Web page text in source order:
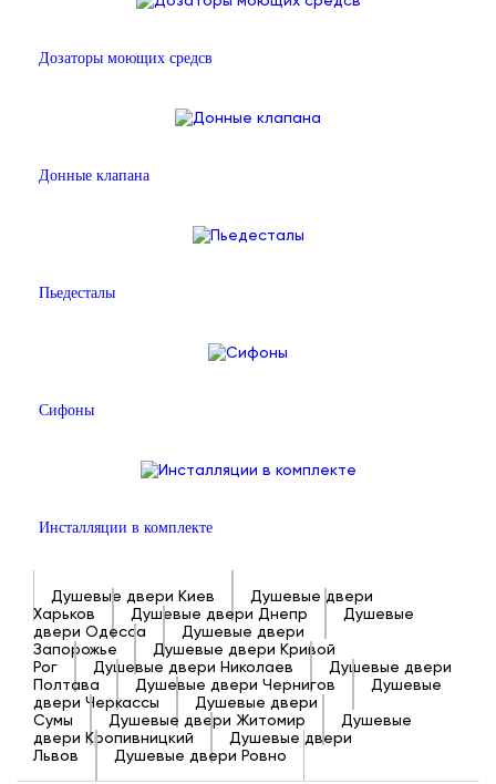
Дозаторы моющих средсв
Донные клапана
Пьедесталы
Сифоны
Инсталляции в комплекте
Душевые двери Киев
Душевые двери
Харьков
Душевые двери Днепр
Душевые
двери Одесса
Душевые двери
Запорожье
Душевые двери Кривой
Рог
Душевые двери Николаев
Душевые двери
Полтава
Душевые двери Чернигов
Душевые
двери Черкассы
Душевые двери
Сумы
Душевые двери Житомир
Душевые
двери Кропивницкий
Душевые двери
Львов
Душевые двери Ровно